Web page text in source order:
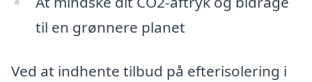
til en grønnere planet
Ved at indhente tilbud på efterisolering i